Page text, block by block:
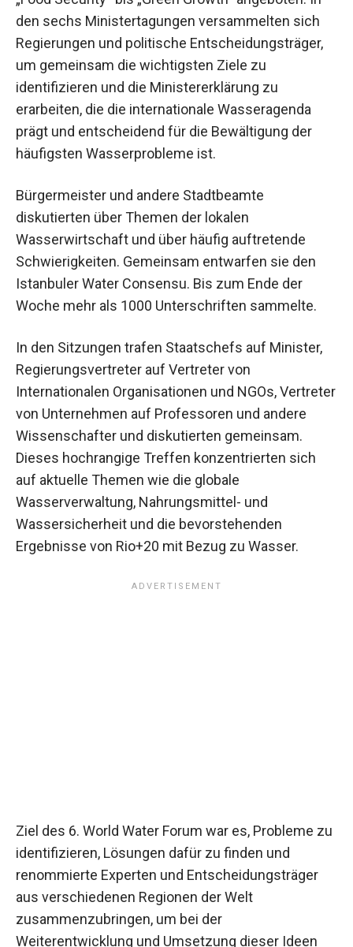
den sechs Ministertagungen versammelten sich
Regierungen und politische Entscheidungsträger,
um gemeinsam die wichtigsten Ziele zu
identifizieren und die Ministererklärung zu
erarbeiten, die die internationale Wasseragenda
prägt und entscheidend für die Bewältigung der
häufigsten Wasserprobleme ist.
Bürgermeister und andere Stadtbeamte
diskutierten über Themen der lokalen
Wasserwirtschaft und über häufig auftretende
Schwierigkeiten. Gemeinsam entwarfen sie den
Istanbuler Water Consensu. Bis zum Ende der
Woche mehr als 1000 Unterschriften sammelte.
In den Sitzungen trafen Staatschefs auf Minister,
Regierungsvertreter auf Vertreter von
Internationalen Organisationen und NGOs, Vertreter
von Unternehmen auf Professoren und andere
Wissenschafter und diskutierten gemeinsam.
Dieses hochrangige Treffen konzentrierten sich
auf aktuelle Themen wie die globale
Wasserverwaltung, Nahrungsmittel- und
Wassersicherheit und die bevorstehenden
Ergebnisse von Rio+20 mit Bezug zu Wasser.
Ziel des 6. World Water Forum war es, Probleme zu
identifizieren, Lösungen dafür zu finden und
renommierte Experten und Entscheidungsträger
aus verschiedenen Regionen der Welt
zusammenzubringen, um bei der
Weiterentwicklung und Umsetzung dieser Ideen